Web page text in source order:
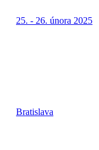
25. - 26. února 2025
Bratislava